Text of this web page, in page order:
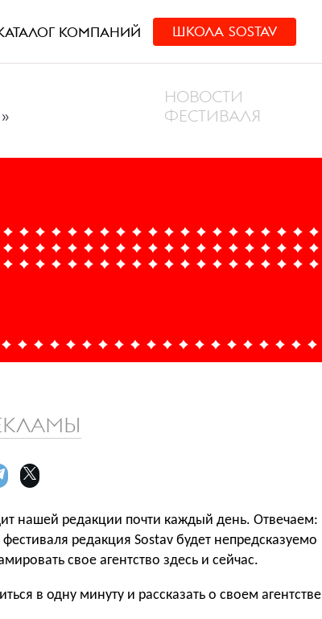
КОМПАНИЙ ШКОЛА SOSTAV
НОВОСТИ
ФЕСТИВАЛЯ
нашей редакции почти каждый день. Отвечаем:
редакция Sostav будет непредсказуемо
свое агентство здесь и сейчас.
в одну минуту и рассказать о своем агентстве